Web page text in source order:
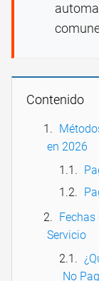
Contenido
en 2026
Fechas
Servicio
No